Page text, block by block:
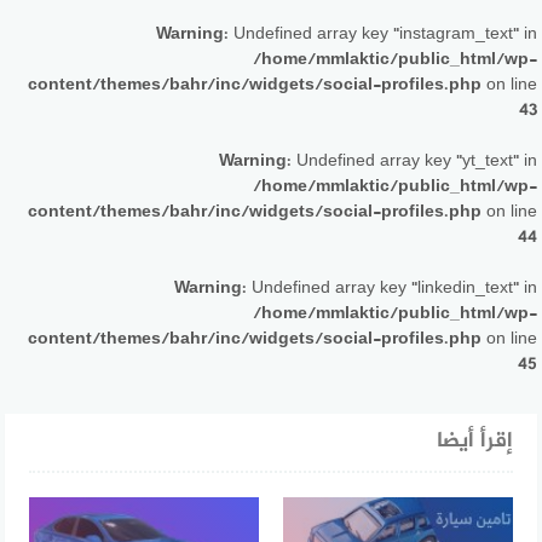
Warning: Undefined array key "instagram_text" in
/home/mmlaktic/public_html/wp-
content/themes/bahr/inc/widgets/social-profiles.php on line
43
Warning: Undefined array key "yt_text" in
/home/mmlaktic/public_html/wp-
content/themes/bahr/inc/widgets/social-profiles.php on line
44
Warning: Undefined array key "linkedin_text" in
/home/mmlaktic/public_html/wp-
content/themes/bahr/inc/widgets/social-profiles.php on line
45
إقرأ أيضا